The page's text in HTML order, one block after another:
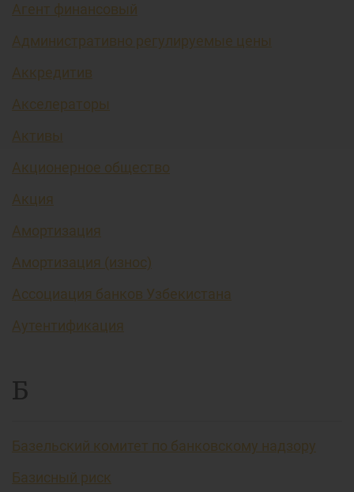
Агент финансовый
Административно регулируемые цены
Аккредитив
Акселераторы
Активы
Акционерное общество
Акция
Амортизация
Амортизация (износ)
Ассоциация банков Узбекистана
Аутентификация
Б
Базельский комитет по банковскому надзору
Базисный риск